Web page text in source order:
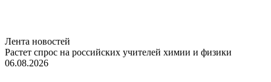
Лента новостей
Растет спрос на российских учителей химии и физики
06.08.2026